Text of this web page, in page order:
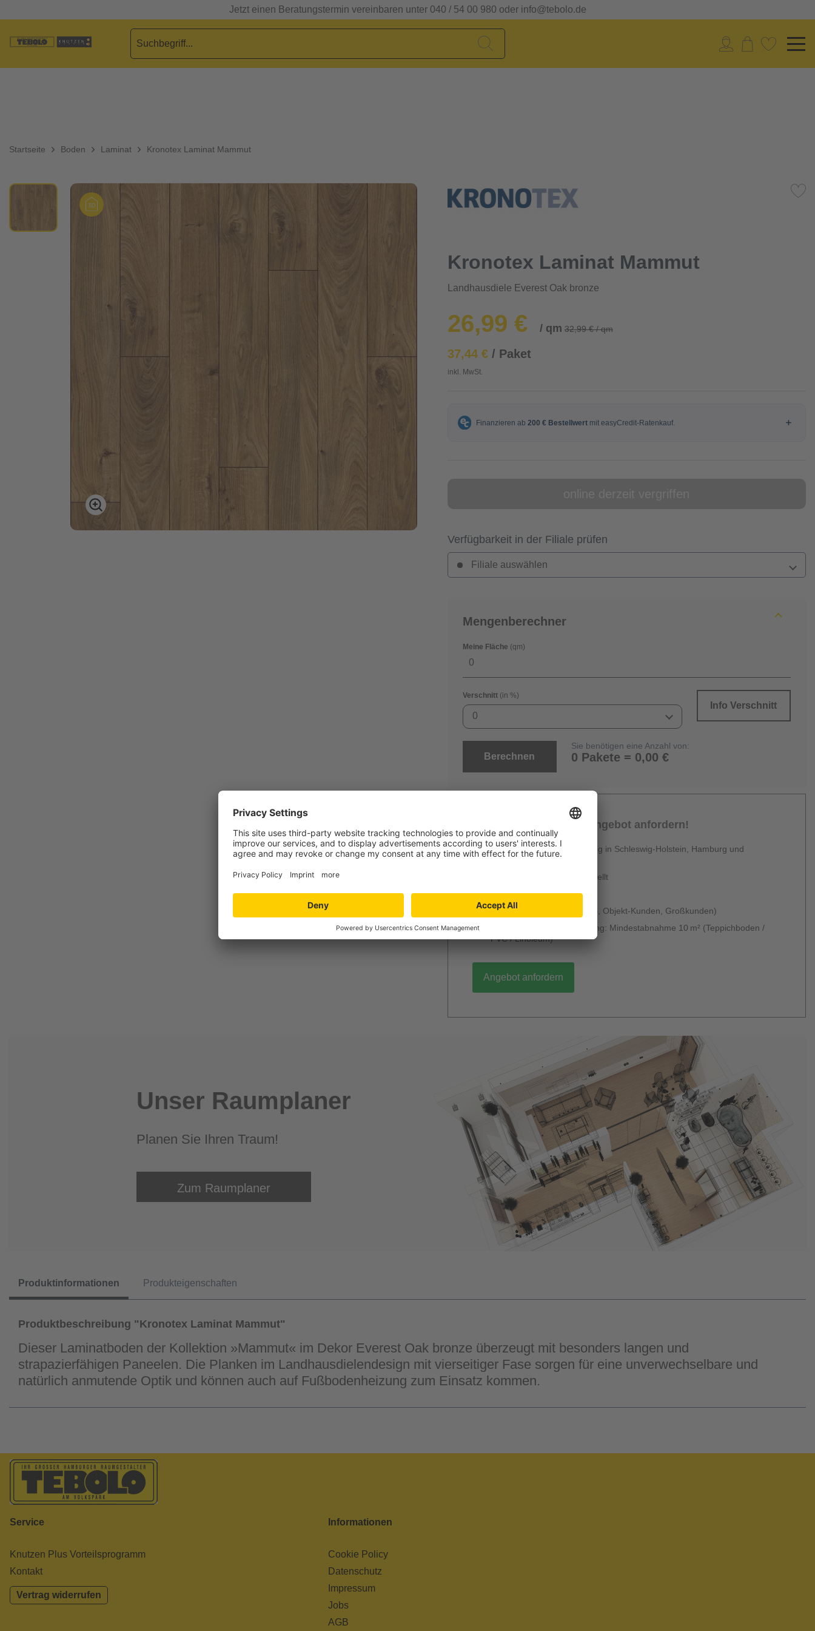
Jetzt einen Beratungstermin vereinbaren unter 040 / 54 00 980 oder info@tebolo.de
Startseite Boden Laminat Kronotex Laminat Mammut
Kronotex Laminat Mammut
Landhausdiele Everest Oak bronze
26,99 € / qm 32,99 € / qm
37,44 €/ Paket
inkl. MwSt.
Verfügbarkeit in der Filiale prüfen
Filiale auswählen
Mengenberechner
Meine Fläche (qm)
Verschnitt (in %)
0
Info Verschnitt
Berechnen
Sie benötigen eine Anzahl von:
0 Pakete = 0,00 €
Jetzt Ihr persönliches Angebot anfordern!
Verlegung und Dienstleistung in Schleswig-Holstein, Hamburg und
Niedersachsen
Angebot wird kurzfristig erstellt
unverbindlich & kostenlos
Mengenrabatt möglich (B2B, Objekt-Kunden, Großkunden)
Bei Lieferung ohne Verlegung: Mindestabnahme 10 m² (Teppichboden /
PVC / Linoleum)
Angebot anfordern
Unser Raumplaner
Planen Sie Ihren Traum!
Zum Raumplaner
Produktinformationen Produkteigenschaften
Produktbeschreibung "Kronotex Laminat Mammut"
Dieser Laminatboden der Kollektion »Mammut« im Dekor Everest Oak bronze überzeugt mit besonders langen und
strapazierfähigen Paneelen. Die Planken im Landhausdielendesign mit vierseitiger Fase sorgen für eine unverwechselbare und
natürlich anmutende Optik und können auch auf Fußbodenheizung zum Einsatz kommen.
Service
Knutzen Plus Vorteilsprogramm
Kontakt
Vertrag widerrufen
Informationen
Cookie Policy
Datenschutz
Impressum
Jobs
AGB